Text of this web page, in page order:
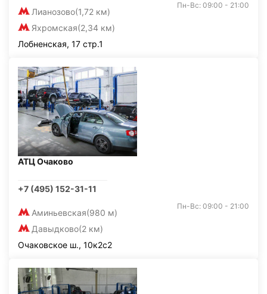
Лианозово(1,72 км)
Яхромская(2,34 км)
Пн-Вс: 09:00 - 21:00
Лобненская, 17 стр.1
АТЦ Очаково
+7 (495) 152-31-11
Аминьевская(980 м)
Давыдково(2 км)
Пн-Вс: 09:00 - 21:00
Очаковское ш., 10к2с2